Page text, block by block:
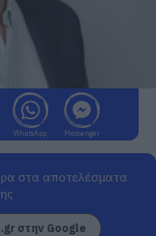
WhatsApp Messenger
στα αποτελέσματα
στην Google